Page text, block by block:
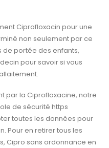
Ciprofloxacin pour une
non seulement par ce
de portée des enfants,
pour savoir si vous
par la Ciprofloxacine, notre
de sécurité https
toutes les données pour
Pour en retirer tous les
Cipro sans ordonnance en